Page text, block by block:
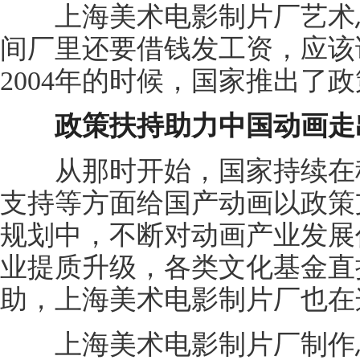
上海美术电影制片厂艺术
间厂里还要借钱发工资，应
2004年的时候，国家推出了
政策扶持助力中国动画
从那时开始，国家持续在
支持等方面给国产动画以政
规划中，不断对动画产业发
业提质升级，各类文化基金
助，上海美术电影制片厂也
上海美术电影制片厂制作